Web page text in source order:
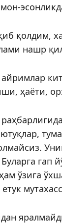
нашр
ҳаёти,
гап
ўзига